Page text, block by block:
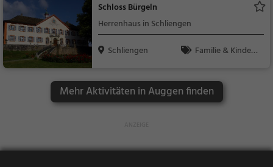
Schloss Bürgeln
Herrenhaus in Schliengen
Schliengen
Familie & Kinder,
Mehr Aktivitäten in Auggen finden